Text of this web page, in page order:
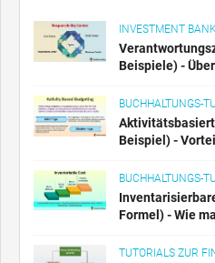
INVESTMENT
Beispiele) -
BUCHHALTUNGS-
Beispiel) -
BUCHHALTUNGS-
Formel) - Wie
TUTORIALS ZUR